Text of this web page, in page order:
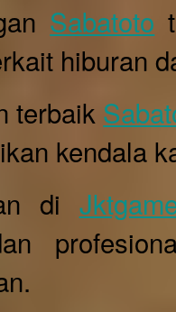
Sabatoto
hiburan
terbaik
kendala
di